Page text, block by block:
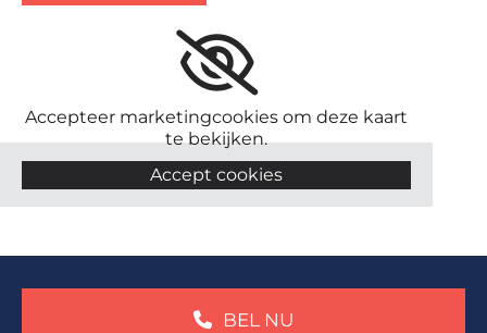
Accepteer marketingcookies om deze kaart
te bekijken.
Accept cookies
BEL NU